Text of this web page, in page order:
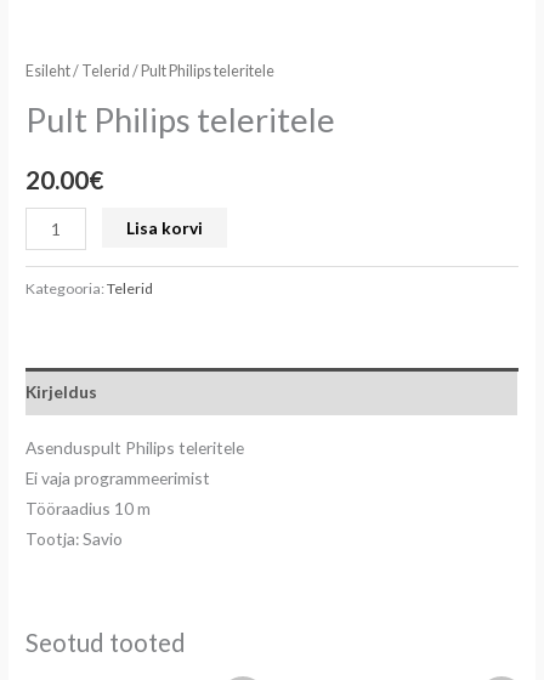
Esileht/ Telerid / Pult Philips teleritele
Pult Philips teleritele
20.00€
Lisa korvi
Kategooria:Telerid
Kirjeldus
Asenduspult Philips teleritele
Ei vaja programmeerimist
Tööraadius 10 m
Tootja: Savio
Seotud tooted